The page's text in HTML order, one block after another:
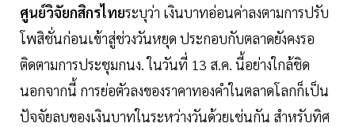
ศูนย์วิจัยกสิกรไทยระบุว่า เงินบาทอ่อนค่าลงตามการปรับ
โพสิชั่นก่อนเข้าสู่ช่วงวันหยุด ประกอบกับตลาดยังคงรอ
ติดตามการประชุมกนง. ในวันที่ 13 ส.ค. นี้อย่างใกล้ชิด
นอกจากนี้ การย่อตัวลงของราคาทองคำในตลาดโลกก็เป็น
ปัจจัยลบของเงินบาทในระหว่างวันด้วยเช่นกัน สำหรับทิศ